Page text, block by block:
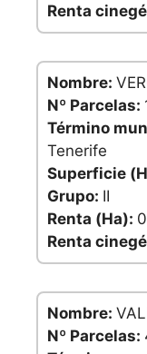
Renta
Nombre:
Nº Parcelas:
Término
Tenerife
Superficie
Grupo: II
Renta (Ha):
Renta
Nombre:
Nº Parcelas: